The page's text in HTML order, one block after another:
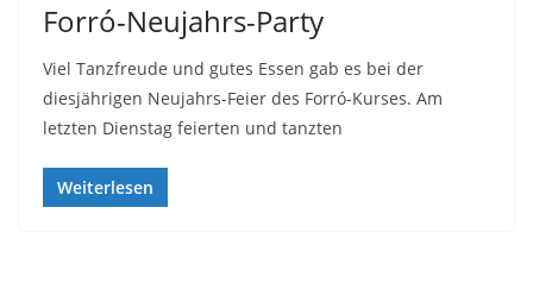
Forró-Neujahrs-Party
Viel Tanzfreude und gutes Essen gab es bei der
diesjährigen Neujahrs-Feier des Forró-Kurses. Am
letzten Dienstag feierten und tanzten
Weiterlesen